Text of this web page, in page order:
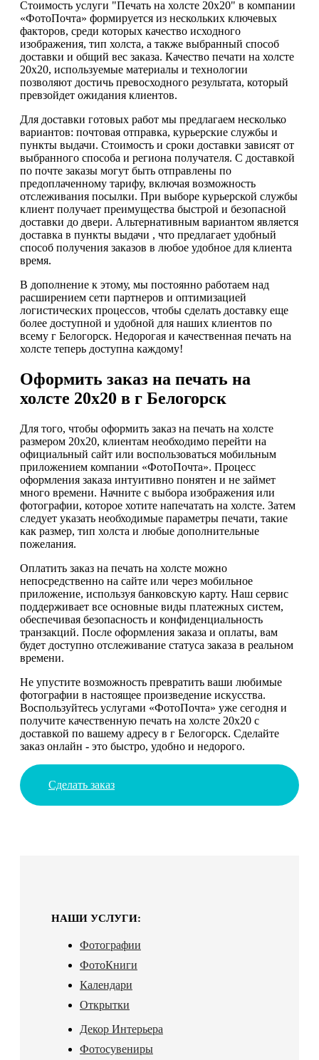
Стоимость услуги "Печать на холсте 20х20" в компании
«ФотоПочта» формируется из нескольких ключевых
факторов, среди которых качество исходного
изображения, тип холста, а также выбранный способ
доставки и общий вес заказа. Качество печати на холсте
20х20, используемые материалы и технологии
позволяют достичь превосходного результата, который
превзойдет ожидания клиентов.
Для доставки готовых работ мы предлагаем несколько
вариантов: почтовая отправка, курьерские службы и
пункты выдачи. Стоимость и сроки доставки зависят от
выбранного способа и региона получателя. С доставкой
по почте заказы могут быть отправлены по
предоплаченному тарифу, включая возможность
отслеживания посылки. При выборе курьерской службы
клиент получает преимущества быстрой и безопасной
доставки до двери. Альтернативным вариантом является
доставка в пункты выдачи , что предлагает удобный
способ получения заказов в любое удобное для клиента
время.
В дополнение к этому, мы постоянно работаем над
расширением сети партнеров и оптимизацией
логистических процессов, чтобы сделать доставку еще
более доступной и удобной для наших клиентов по
всему г Белогорск. Недорогая и качественная печать на
холсте теперь доступна каждому!
Оформить заказ на печать на
холсте 20х20 в г Белогорск
Для того, чтобы оформить заказ на печать на холсте
размером 20х20, клиентам необходимо перейти на
официальный сайт или воспользоваться мобильным
приложением компании «ФотоПочта». Процесс
оформления заказа интуитивно понятен и не займет
много времени. Начните с выбора изображения или
фотографии, которое хотите напечатать на холсте. Затем
следует указать необходимые параметры печати, такие
как размер, тип холста и любые дополнительные
пожелания.
Оплатить заказ на печать на холсте можно
непосредственно на сайте или через мобильное
приложение, используя банковскую карту. Наш сервис
поддерживает все основные виды платежных систем,
обеспечивая безопасность и конфиденциальность
транзакций. После оформления заказа и оплаты, вам
будет доступно отслеживание статуса заказа в реальном
времени.
Не упустите возможность превратить ваши любимые
фотографии в настоящее произведение искусства.
Воспользуйтесь услугами «ФотоПочта» уже сегодня и
получите качественную печать на холсте 20х20 с
доставкой по вашему адресу в г Белогорск. Сделайте
заказ онлайн - это быстро, удобно и недорого.
Сделать заказ
НАШИ УСЛУГИ:
Фотографии
ФотоКниги
Календари
Открытки
Декор Интерьера
Фотосувениры